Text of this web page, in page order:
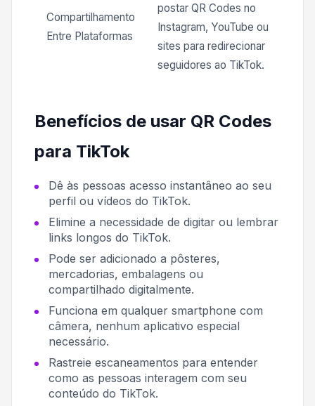
Compartilhamento
Entre Plataformas
postar QR Codes no
Instagram, YouTube ou
sites para redirecionar
seguidores ao TikTok.
Benefícios de usar QR Codes
para TikTok
Dê às pessoas acesso instantâneo ao seu
perfil ou vídeos do TikTok.
Elimine a necessidade de digitar ou lembrar
links longos do TikTok.
Pode ser adicionado a pôsteres,
mercadorias, embalagens ou
compartilhado digitalmente.
Funciona em qualquer smartphone com
câmera, nenhum aplicativo especial
necessário.
Rastreie escaneamentos para entender
como as pessoas interagem com seu
conteúdo do TikTok.